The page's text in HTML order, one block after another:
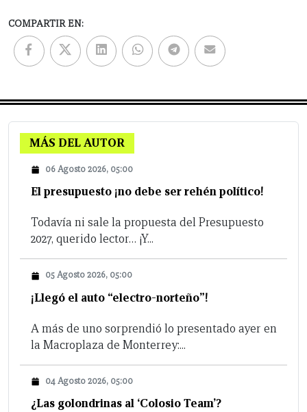
COMPARTIR EN:
MÁS DEL AUTOR
06 Agosto 2026, 05:00
El presupuesto ¡no debe ser rehén político!
Todavía ni sale la propuesta del Presupuesto
2027, querido lector… ¡Y...
05 Agosto 2026, 05:00
¡Llegó el auto “electro-norteño”!
A más de uno sorprendió lo presentado ayer en
la Macroplaza de Monterrey:...
04 Agosto 2026, 05:00
¿Las golondrinas al ‘Colosio Team’?